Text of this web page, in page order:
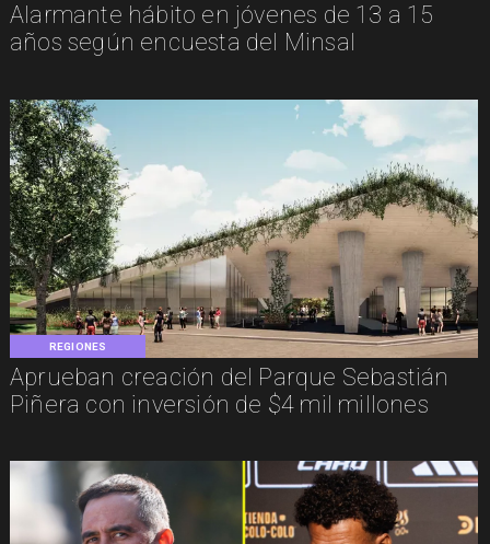
Alarmante hábito en jóvenes de 13 a 15
años según encuesta del Minsal
REGIONES
Aprueban creación del Parque Sebastián
Piñera con inversión de $4 mil millones